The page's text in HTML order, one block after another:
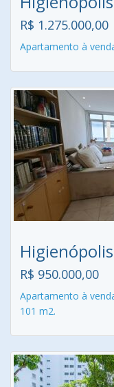
R$ 1.275.000,00
Apartamento à
Higienópolis
R$ 950.000,00
Apartamento à
101 m2.